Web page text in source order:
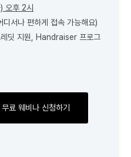
오후 2시
서나 편하게 접속 가능해요)
레딧 지원, Handraiser 프로그
료 웨비나 신청하기